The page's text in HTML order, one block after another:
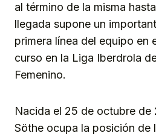
al término de la misma
llegada supone un
primera línea del equipo en
curso en la Liga Iberdrola
Femenino.
Nacida el 25 de octubre de
Söthe ocupa la posición de